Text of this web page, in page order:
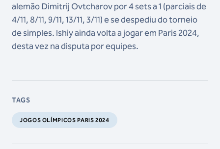
alemão Dimitrij Ovtcharov por 4 sets a 1 (parciais de
4/11, 8/11, 9/11, 13/11, 3/11) e se despediu do torneio
de simples. Ishiy ainda volta a jogar em Paris 2024,
desta vez na disputa por equipes.
TAGS
JOGOS OLÍMPICOS PARIS 2024